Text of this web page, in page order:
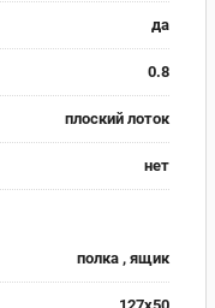
да
0.8
плоский лоток
нет
полка , ящик
127х50